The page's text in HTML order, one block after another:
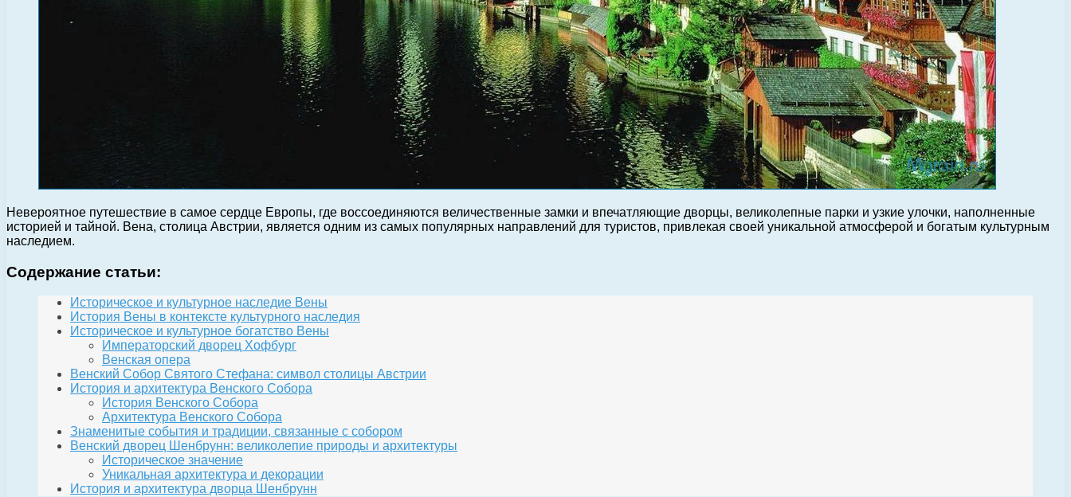
Невероятное путешествие в самое сердце Европы, где воссоединяются величественные замки и впечатляющие дворцы, великолепные парки и узкие улочки, наполненные
историей и тайной. Вена, столица Австрии, является одним из самых популярных направлений для туристов, привлекая своей уникальной атмосферой и богатым культурным
наследием.
Содержание статьи:
Историческое и культурное наследие Вены
История Вены в контексте культурного наследия
Историческое и культурное богатство Вены
Императорский дворец Хофбург
Венская опера
Венский Собор Святого Стефана: символ столицы Австрии
История и архитектура Венского Собора
История Венского Собора
Архитектура Венского Собора
Знаменитые события и традиции, связанные с собором
Венский дворец Шенбрунн: великолепие природы и архитектуры
Историческое значение
Уникальная архитектура и декорации
История и архитектура дворца Шенбрунн